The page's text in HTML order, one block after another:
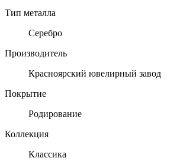
Тип металла
Серебро
Производитель
Красноярский ювелирный завод
Покрытие
Родирование
Коллекция
Классика